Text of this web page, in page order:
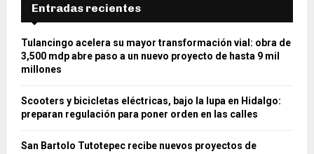
Entradas recientes
Tulancingo acelera su mayor transformación vial: obra de
3,500 mdp abre paso a un nuevo proyecto de hasta 9 mil
millones
Scooters y bicicletas eléctricas, bajo la lupa en Hidalgo:
preparan regulación para poner orden en las calles
San Bartolo Tutotepec recibe nuevos proyectos de